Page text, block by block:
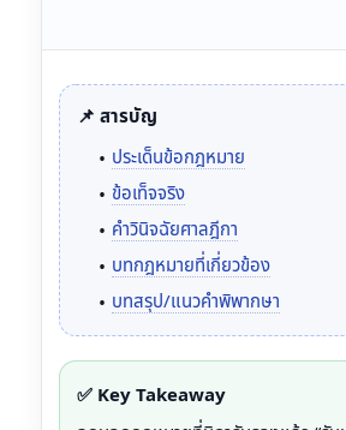
📌 สารบัญ
ประเด็นข้อกฎหมาย
ข้อเท็จจริง
คำวินิจฉัยศาลฎีกา
บทกฎหมายที่เกี่ยวข้อง
บทสรุป/แนวคำพิพากษา
✅ Key Takeaway